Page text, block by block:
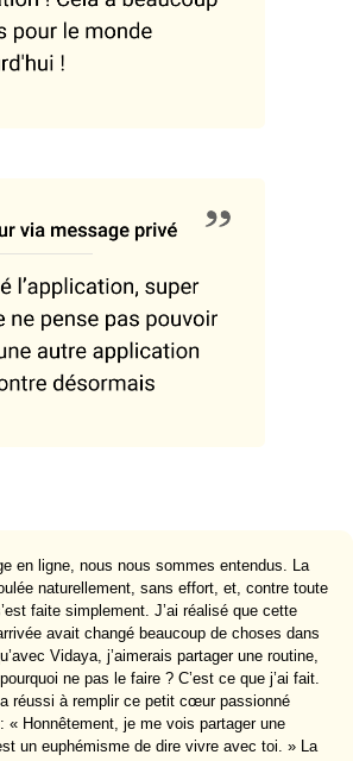
en ligne, nous nous sommes entendus. La
naturellement, sans effort, et, contre toute
faite simplement. J’ai réalisé que cette
avait changé beaucoup de choses dans
Vidaya, j’aimerais partager une routine,
ne pas le faire ? C’est ce que j’ai fait.
réussi à remplir ce petit cœur passionné
: « Honnêtement, je me vois partager une
un euphémisme de dire vivre avec toi. » La